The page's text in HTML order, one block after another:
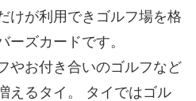
けが利用できゴルフ場を格
ーズカードです。
やお付き合いのゴルフなど
えるタイ。 タイではゴル